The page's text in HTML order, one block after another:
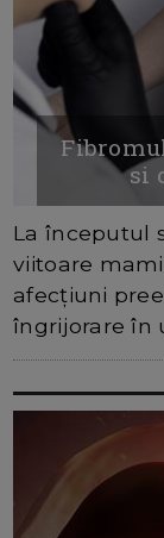
si
La începutul
viitoare
afecțiuni
îngrijorare în